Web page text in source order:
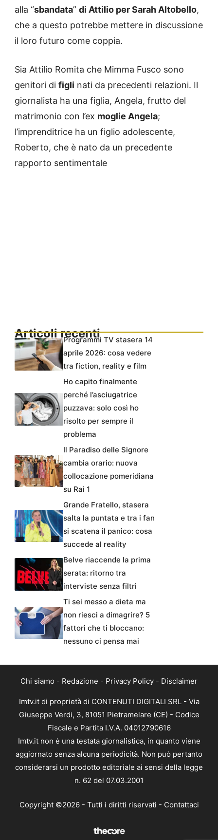
alla “sbandata” di Attilio per Sarah Altobello,
che a questo potrebbe mettere in discussione
il loro futuro come coppia.
Sia Attilio Romita che Mimma Fusco sono
genitori di figli nati da precedenti relazioni. Il
giornalista ha una figlia, Angela, frutto del
matrimonio con l’ex moglie Angela;
l’imprenditrice ha un figlio adolescente,
Roberto, che è nato da un precedente
rapporto sentimentale
Articoli recentiProgrammi TV stasera 14
aprile 2026: cosa vedere
tra fiction, reality e film
Ho capito finalmente
perché l’asciugatrice
puzzava: solo così ho
risolto per sempre il
problema
Il Paradiso delle Signore
cambia orario: nuova
collocazione pomeridiana
su Rai 1
Grande Fratello, stasera
salta la puntata e tra i fan
si scatena il panico: cosa
succede al reality
Belve riaccende la prima
serata: ritorno tra
interviste senza filtri
Ti sei messo a dieta ma
non riesci a dimagrire? 5
fattori che ti bloccano:
nessuno ci pensa mai
Chi siamo - Redazione - Privacy Policy - Disclaimer
Imtv.it di proprietà di CONTENUTI DIGITALI SRL - Via
Giuseppe Verdi, 3, 81051 Pietramelare (CE) - Codice
Fiscale e Partita I.V.A. 04012790616
Imtv.it non è una testata giornalistica, in quanto viene
aggiornato senza alcuna periodicità. Non può pertanto
considerarsi un prodotto editoriale ai sensi della legge
n. 62 del 07.03.2001
Copyright ©2026 - Tutti i diritti riservati - Contattaci